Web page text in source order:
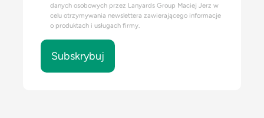
danych osobowych przez Lanyards Group Maciej Jerz w
celu otrzymywania newslettera zawierającego informacje
o produktach i usługach firmy.
Subskrybuj